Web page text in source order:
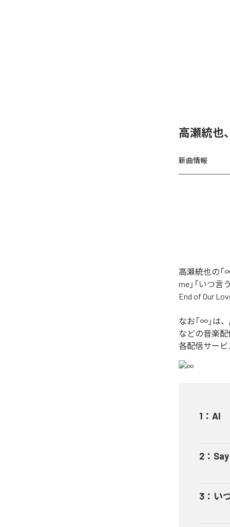
高瀬統也
新曲情報
高瀬統也の「
me」「いつ言
End of Our
なお「∞ 」は、
などの音楽配
各配信サービ
1 ： AI
2 ：
3 ： い